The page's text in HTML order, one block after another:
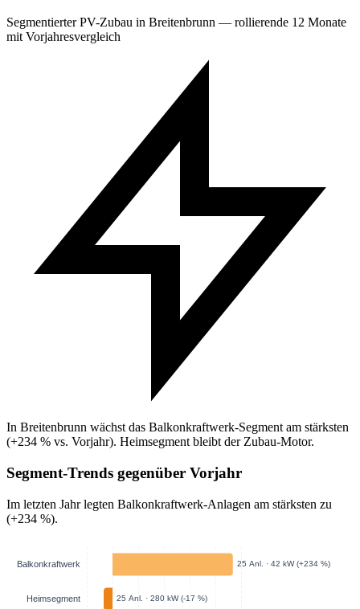
Segmentierter PV-Zubau in Breitenbrunn — rollierende 12 Monate
mit Vorjahresvergleich
In Breitenbrunn wächst das Balkonkraftwerk-Segment am stärksten
(+234 % vs. Vorjahr). Heimsegment bleibt der Zubau-Motor.
Segment-Trends gegenüber Vorjahr
Im letzten Jahr legten Balkonkraftwerk-Anlagen am stärksten zu
(+234 %).